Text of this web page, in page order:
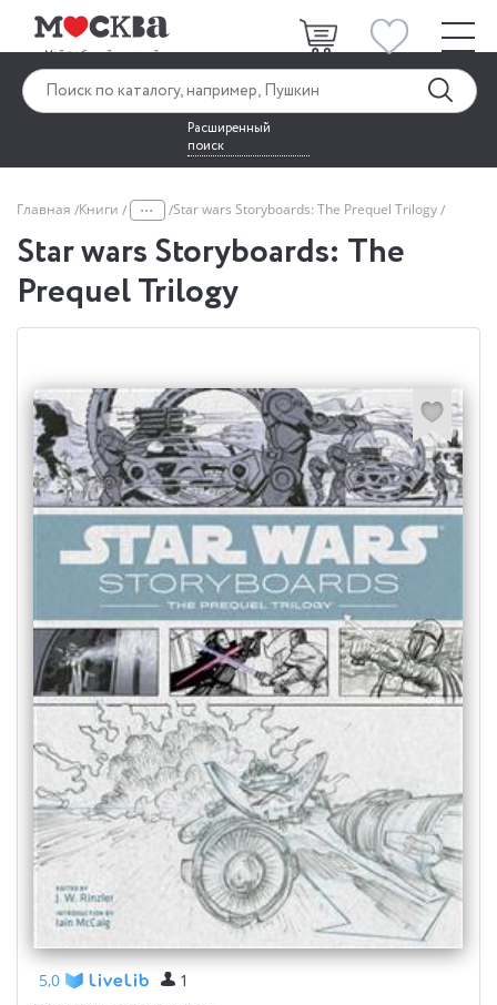
Расширенный
поиск
Главная Книги ... Star wars Storyboards: The Prequel Trilogy
Star wars Storyboards: The
Prequel Trilogy
5,0
1